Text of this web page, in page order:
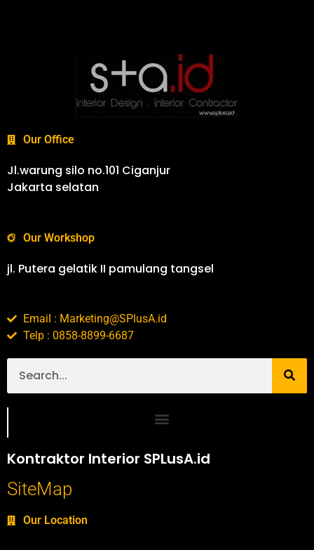
Our Office
Jl.warung silo no.101 Ciganjur
Jakarta selatan
Our Workshop
jl. Putera gelatik II pamulang tangsel
Email : Marketing@SPlusA.id
Telp : 0858-8899-6687
Kontraktor Interior SPLusA.id
SiteMap
Our Location